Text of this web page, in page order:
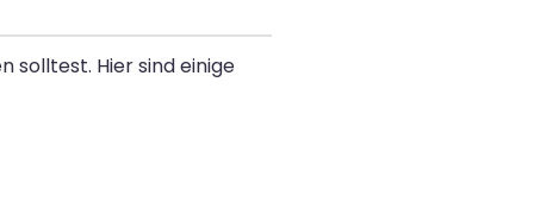
solltest. Hier sind einige